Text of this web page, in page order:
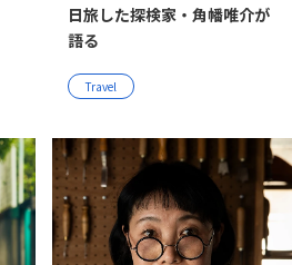
日旅した探検家・角幡唯介が
語る
Travel